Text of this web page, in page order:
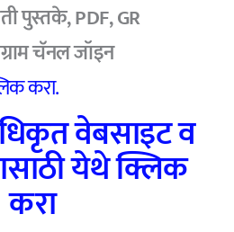
पुस्तके, PDF, GR
चॅनल जॉइन
करा.
वेबसाइट व
येथे क्लिक
करा